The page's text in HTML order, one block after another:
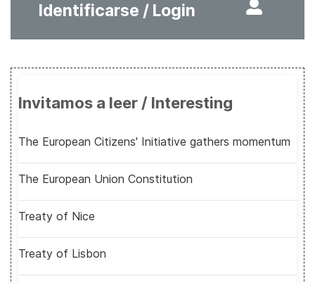
Identificarse / Login
Invitamos a leer / Interesting
The European Citizens' Initiative gathers momentum
The European Union Constitution
Treaty of Nice
Treaty of Lisbon